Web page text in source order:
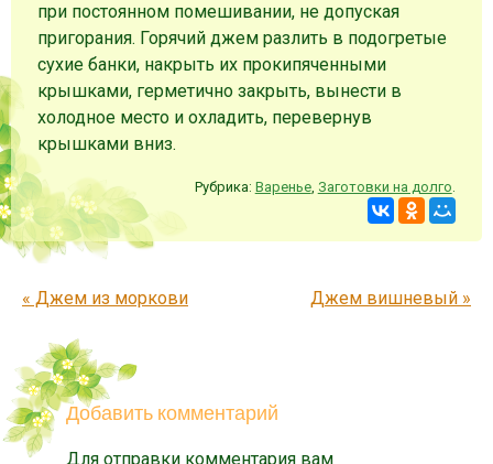
при постоянном помешивании, не допуская
пригорания. Горячий джем разлить в подогретые
сухие банки, накрыть их прокипяченными
крышками, герметично закрыть, вынести в
холодное место и охладить, перевернув
крышками вниз.
Рубрика: Варенье, Заготовки на долго
Запись навигация
« Джем из моркови Джем вишневый »
Добавить комментарий
Для отправки комментария вам